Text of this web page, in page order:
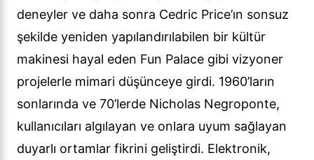
deneyler ve daha sonra Cedric Price’ın sonsuz
şekilde yeniden yapılandırılabilen bir kültür
makinesi hayal eden Fun Palace gibi vizyoner
projelerle mimari düşünceye girdi. 1960’ların
sonlarında ve 70’lerde Nicholas Negroponte,
kullanıcıları algılayan ve onlara uyum sağlayan
duyarlı ortamlar fikrini geliştirdi. Elektronik,